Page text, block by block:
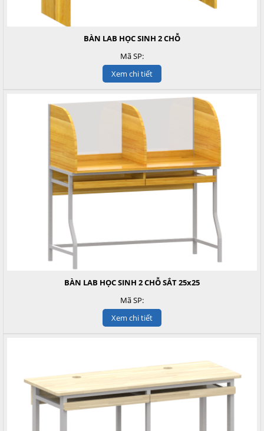
BÀN LAB HỌC SINH 2 CHỖ
Mã SP:
Xem chi tiết
BÀN LAB HỌC SINH 2 CHỖ SẮT 25x25
Mã SP:
Xem chi tiết